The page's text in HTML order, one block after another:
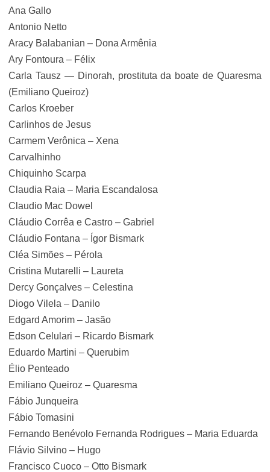
Ana Gallo
Antonio Netto
Aracy Balabanian – Dona Armênia
Ary Fontoura – Félix
Carla Tausz — Dinorah, prostituta da boate de Quaresma
(Emiliano Queiroz)
Carlos Kroeber
Carlinhos de Jesus
Carmem Verônica – Xena
Carvalhinho
Chiquinho Scarpa
Claudia Raia – Maria Escandalosa
Claudio Mac Dowel
Cláudio Corrêa e Castro – Gabriel
Cláudio Fontana – Ígor Bismark
Cléa Simões – Pérola
Cristina Mutarelli – Laureta
Dercy Gonçalves – Celestina
Diogo Vilela – Danilo
Edgard Amorim – Jasão
Edson Celulari – Ricardo Bismark
Eduardo Martini – Querubim
Élio Penteado
Emiliano Queiroz – Quaresma
Fábio Junqueira
Fábio Tomasini
Fernando Benévolo Fernanda Rodrigues – Maria Eduarda
Flávio Silvino – Hugo
Francisco Cuoco – Otto Bismark